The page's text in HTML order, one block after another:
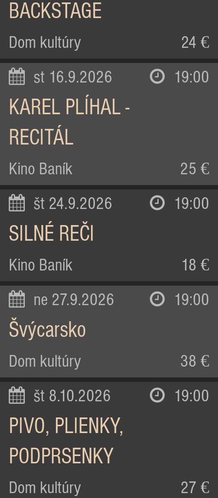
BACKSTAGE
Dom kultúry 24 €
st 16.9.2026 19:00
KAREL PLÍHAL -
RECITÁL
Kino Baník 25 €
št 24.9.2026 19:00
SILNÉ REČI
Kino Baník 18 €
ne 27.9.2026 19:00
Švýcarsko
Dom kultúry 38 €
št 8.10.2026 19:00
PIVO, PLIENKY,
PODPRSENKY
Dom kultúry 27 €